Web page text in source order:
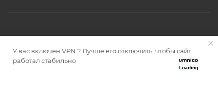
2026 © Bonkombinezon- зимние комбинезоны из Сибири
Loading
У вас включен VPN ? Лучше его отключить, чтобы сайт
работал стабильно